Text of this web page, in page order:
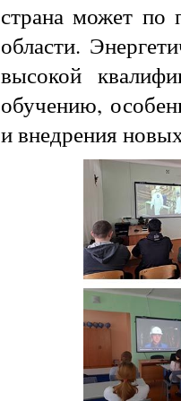
страна может по
области.
высокой
обучению,
и внедрения